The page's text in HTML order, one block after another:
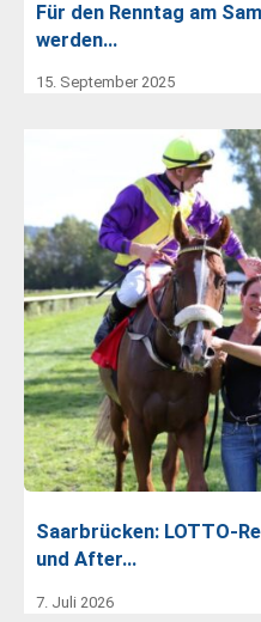
Für den Renntag am
werden…
15. September 2025
Saarbrücken: LOTTO-
und After…
7. Juli 2026